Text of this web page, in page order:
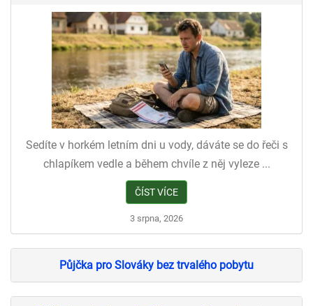
Sedíte v horkém letním dni u vody, dáváte se do řeči s
chlapíkem vedle a během chvíle z něj vyleze ...
ČÍST VÍCE
3 srpna, 2026
Půjčka pro Slováky bez trvalého pobytu